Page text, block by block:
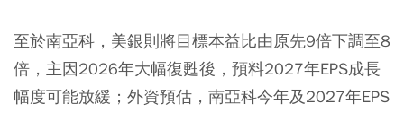
至於南亞科，美銀則將目標本益比由原先9倍下調至8
倍，主因2026年大幅復甦後，預料2027年EPS成長
幅度可能放緩；外資預估，南亞科今年及2027年EPS